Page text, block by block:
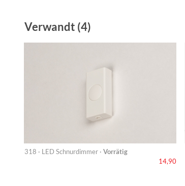
Verwandt (4)
318 · LED Schnurdimmer · Vorrätig
14,90